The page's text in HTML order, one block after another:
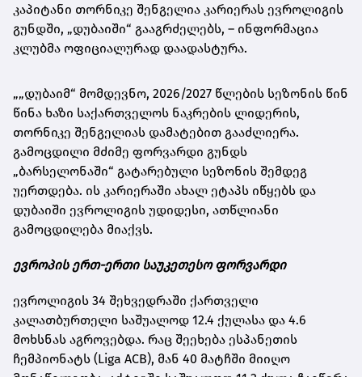
კაპიტანი თორნიკე შენგელია კარიერას ევროლიგის
გუნდში, „დუბაიში“ გააგრძელებს, – ინფორმაცია
კლუბმა ოფიციალურად დაადასტურა.
„„დუბაიმ“ მომდევნო, 2026/2027 წლების სეზონის წინ
წინა ხაზი საქართველოს ნაკრების ლიდერის,
თორნიკე შენგელიას დამატებით გააძლიერა.
გამოცდილი მძიმე ფორვარდი გუნდს
„ბარსელონაში“ გატარებული სეზონის შემდეგ
უერთდება. ის კარიერაში ახალ ეტაპს იწყებს და
დუბაიში ევროლიგის უდიდესი, ათწლიანი
გამოცდილება მიაქვს.
ევროპის ერთ-ერთი საუკეთესო ფორვარდი
ევროლიგის 34 შეხვედრაში ქართველი
კალათბურთელი საშუალოდ 12.4 ქულასა და 4.6
მოხსნას აგროვებდა. რაც შეეხება ესპანეთის
ჩემპიონატს (Liga ACB), მან 40 მატჩში მიიღო